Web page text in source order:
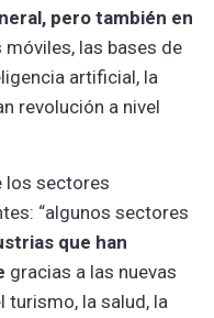
pero también en
móviles, las bases de
artificial, la
revolución a nivel
los sectores
“algunos sectores
que han
gracias a las nuevas
turismo, la salud, la